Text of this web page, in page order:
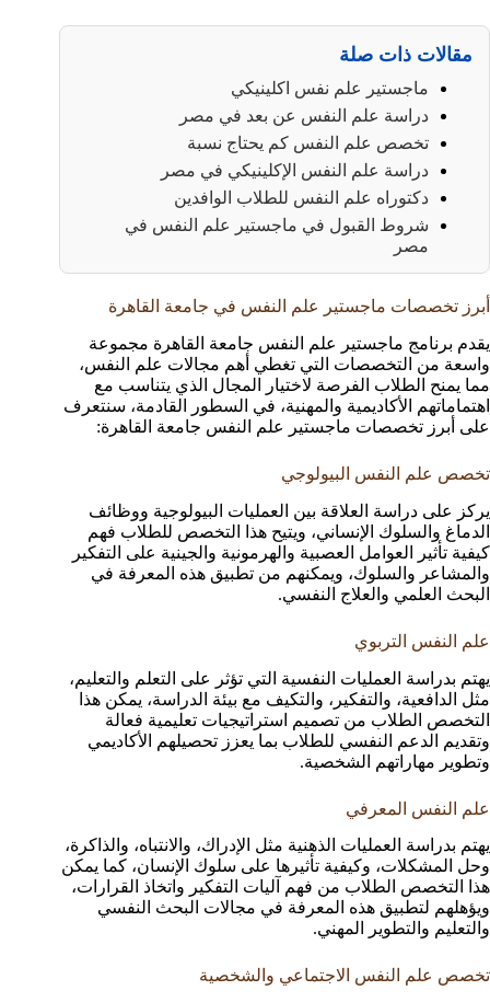
مقالات ذات صلة
ماجستير علم نفس اكلينيكي
دراسة علم النفس عن بعد في مصر
تخصص علم النفس كم يحتاج نسبة
دراسة علم النفس الإكلينيكي في مصر
دكتوراه علم النفس للطلاب الوافدين
شروط القبول في ماجستير علم النفس في
مصر
أبرز تخصصات ماجستير علم النفس في جامعة القاهرة
يقدم برنامج ماجستير علم النفس جامعة القاهرة مجموعة
واسعة من التخصصات التي تغطي أهم مجالات علم النفس،
مما يمنح الطلاب الفرصة لاختيار المجال الذي يتناسب مع
اهتماماتهم الأكاديمية والمهنية، في السطور القادمة، سنتعرف
على أبرز تخصصات ماجستير علم النفس جامعة القاهرة:
تخصص علم النفس البيولوجي
يركز على دراسة العلاقة بين العمليات البيولوجية ووظائف
الدماغ والسلوك الإنساني، ويتيح هذا التخصص للطلاب فهم
كيفية تأثير العوامل العصبية والهرمونية والجينية على التفكير
والمشاعر والسلوك، ويمكنهم من تطبيق هذه المعرفة في
البحث العلمي والعلاج النفسي.
علم النفس التربوي
يهتم بدراسة العمليات النفسية التي تؤثر على التعلم والتعليم،
مثل الدافعية، والتفكير، والتكيف مع بيئة الدراسة، يمكن هذا
التخصص الطلاب من تصميم استراتيجيات تعليمية فعالة
وتقديم الدعم النفسي للطلاب بما يعزز تحصيلهم الأكاديمي
وتطوير مهاراتهم الشخصية.
علم النفس المعرفي
يهتم بدراسة العمليات الذهنية مثل الإدراك، والانتباه، والذاكرة،
وحل المشكلات، وكيفية تأثيرها على سلوك الإنسان، كما يمكن
هذا التخصص الطلاب من فهم آليات التفكير واتخاذ القرارات،
ويؤهلهم لتطبيق هذه المعرفة في مجالات البحث النفسي
والتعليم والتطوير المهني.
تخصص علم النفس الاجتماعي والشخصية